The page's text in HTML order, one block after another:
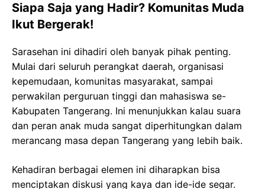
Siapa Saja yang Hadir? Komunitas Muda
Ikut Bergerak!
Sarasehan ini dihadiri oleh banyak pihak penting.
Mulai dari seluruh perangkat daerah, organisasi
kepemudaan, komunitas masyarakat, sampai
perwakilan perguruan tinggi dan mahasiswa se-
Kabupaten Tangerang. Ini menunjukkan kalau suara
dan peran anak muda sangat diperhitungkan dalam
merancang masa depan Tangerang yang lebih baik.
Kehadiran berbagai elemen ini diharapkan bisa
menciptakan diskusi yang kaya dan ide-ide segar.